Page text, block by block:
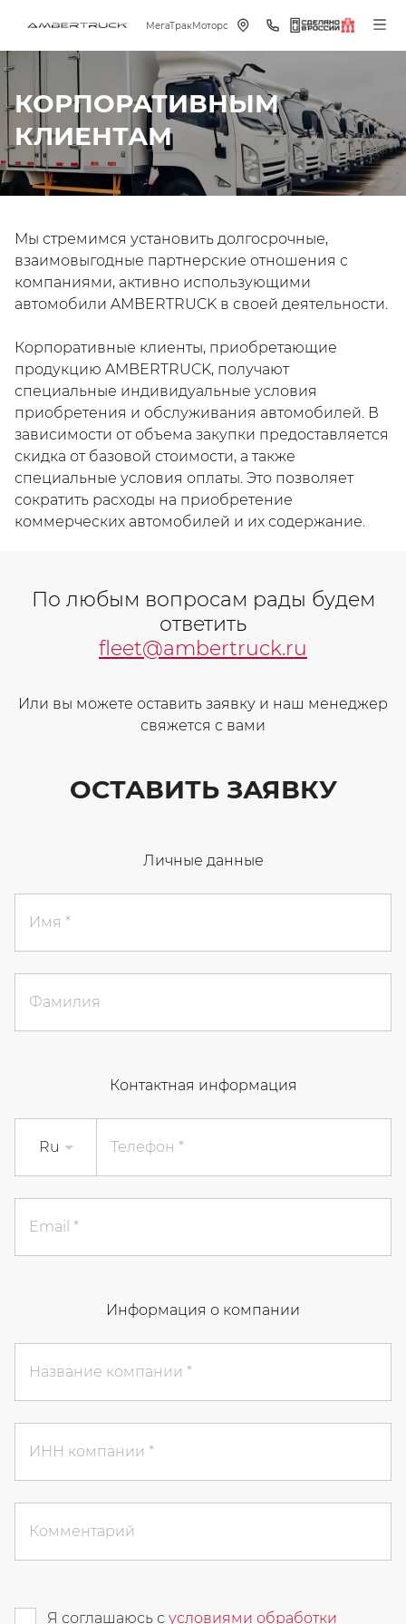
МегаТракМоторс
КОРПОРАТИВНЫМ
КЛИЕНТАМ
Мы стремимся установить долгосрочные,
взаимовыгодные партнерские отношения с
компаниями, активно использующими
автомобили AMBERTRUCK в своей деятельности.
Корпоративные клиенты, приобретающие
продукцию AMBERTRUCK, получают
специальные индивидуальные условия
приобретения и обслуживания автомобилей. В
зависимости от объема закупки предоставляется
скидка от базовой стоимости, а также
специальные условия оплаты. Это позволяет
сократить расходы на приобретение
коммерческих автомобилей и их содержание.
По любым вопросам рады будем
ответить
fleet@ambertruck.ru
Или вы можете оставить заявку и наш менеджер
свяжется с вами
ОСТАВИТЬ ЗАЯВКУ
Личные данные
Имя
Фамилия
Контактная информация
Ru Телефон
Email
Информация о компании
Название компании
ИНН компании
Комментарий
Я соглашаюсь с условиями обработки